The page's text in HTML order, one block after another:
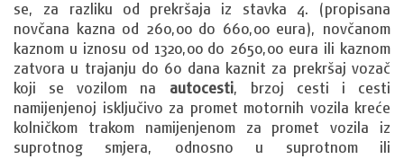
se, za razliku od prekršaja iz stavka 4. (propisana
novčana kazna od 260,00 do 660,00 eura), novčanom
kaznom u iznosu od 1320,00 do 2650,00 eura ili kaznom
zatvora u trajanju do 60 dana kaznit za prekršaj vozač
koji se vozilom na autocesti, brzoj cesti i cesti
namijenjenoj isključivo za promet motornih vozila kreće
kolničkom trakom namijenjenom za promet vozila iz
suprotnog smjera, odnosno u suprotnom ili